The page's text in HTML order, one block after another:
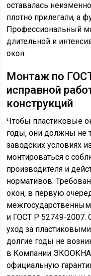
оставалась
плотно прилегали, а
Профессиональный
длительной и
окон.
Монтаж по
исправной
конструкций
Чтобы пластиковые
годы, они должны не
заводских условиях
монтироваться с
производителя и
нормативов.
окон, в первую
и ГОСТ Р 52749-
уход за
долгие годы не
в Компании
официальную